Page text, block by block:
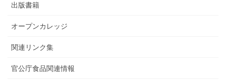
出版書籍
オープンカレッジ
関連リンク集
官公庁食品関連情報